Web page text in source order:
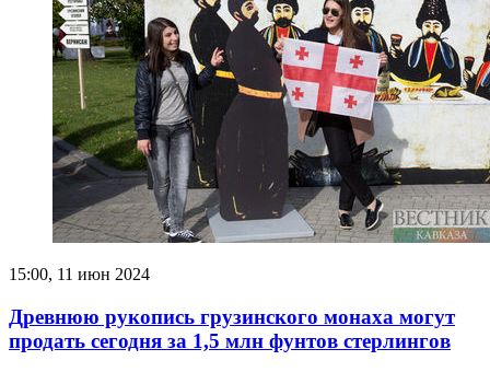
15:00, 11 июн 2024
Древнюю рукопись грузинского монаха могут
продать сегодня за 1,5 млн фунтов стерлингов